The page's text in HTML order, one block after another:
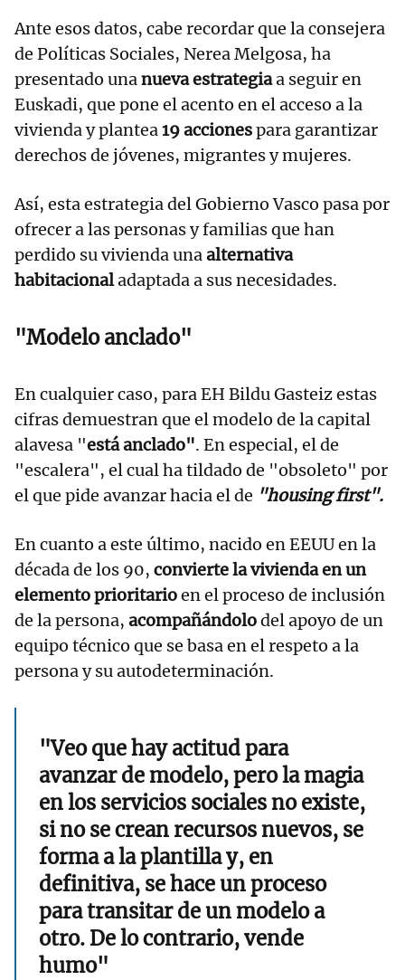
Ante esos datos, cabe recordar que la consejera
de Políticas Sociales, Nerea Melgosa, ha
presentado unanueva estrategiaa seguir en
Euskadi, que pone el acento en el acceso a la
vivienda y plantea19 accionespara garantizar
derechos de jóvenes, migrantes y mujeres.
Así, esta estrategia del Gobierno Vasco pasa por
ofrecer a las personas y familias que han
perdido su vivienda unaalternativa
habitacionaladaptada a sus necesidades.
"Modelo anclado"
En cualquier caso, para EH Bildu Gasteiz estas
cifras demuestran que el modelo de la capital
alavesa "está anclado". En especial, el de
"escalera", el cual ha tildado de "obsoleto" por
el que pide avanzar hacia el de "housing first".
En cuanto a este último, nacido en EEUU en la
década de los 90, convierte la vivienda en un
elemento prioritarioen el proceso de inclusión
de la persona, acompañándolodel apoyo de un
equipo técnico que se basa en el respeto a la
persona y su autodeterminación.
"Veo que hay actitud para
avanzar de modelo, pero la magia
en los servicios sociales no existe,
si no se crean recursos nuevos, se
forma a la plantilla y, en
definitiva, se hace un proceso
para transitar de un modelo a
otro. De lo contrario, vende
humo"